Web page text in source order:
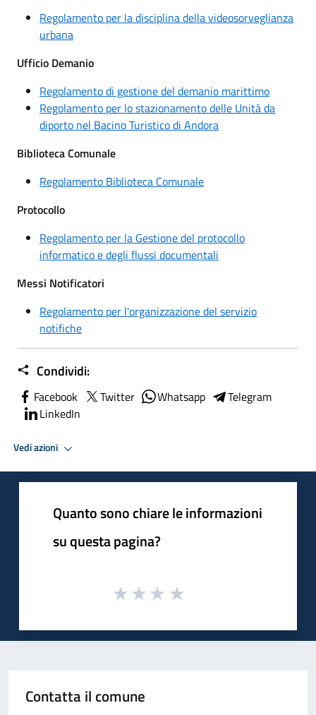
Regolamento per la disciplina della videosorveglianza
urbana
Ufficio Demanio
Regolamento di gestione del demanio marittimo
Regolamento per lo stazionamento delle Unità da
diporto nel Bacino Turistico di Andora
Biblioteca Comunale
Regolamento Biblioteca Comunale
Protocollo
Regolamento per la Gestione del protocollo
informatico e degli flussi documentali
Messi Notificatori
Regolamento per l'organizzazione del servizio
notifiche
Condividi:
Facebook Twitter Whatsapp
Telegram
LinkedIn
Vedi azioni
Quanto sono chiare le informazioni
su questa pagina?
Contatta il comune